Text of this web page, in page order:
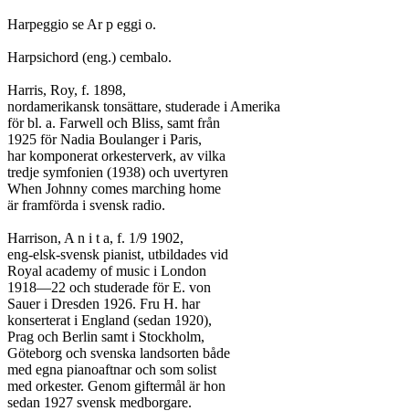
Harpeggio se Ar p eggi o.
Harpsichord (eng.) cembalo.
Harris, Roy, f. 1898,
nordamerikansk tonsättare, studerade i Amerika
för bl. a. Farwell och Bliss, samt från
1925 för Nadia Boulanger i Paris,
har komponerat orkesterverk, av vilka
tredje symfonien (1938) och uvertyren
When Johnny comes marching home
är framförda i svensk radio.
Harrison, A n i t a, f. 1/9 1902,
eng-elsk-svensk pianist, utbildades vid
Royal academy of music i London
1918—22 och studerade för E. von
Sauer i Dresden 1926. Fru H. har
konserterat i England (sedan 1920),
Prag och Berlin samt i Stockholm,
Göteborg och svenska landsorten både
med egna pianoaftnar och som solist
med orkester. Genom giftermål är hon
sedan 1927 svensk medborgare.